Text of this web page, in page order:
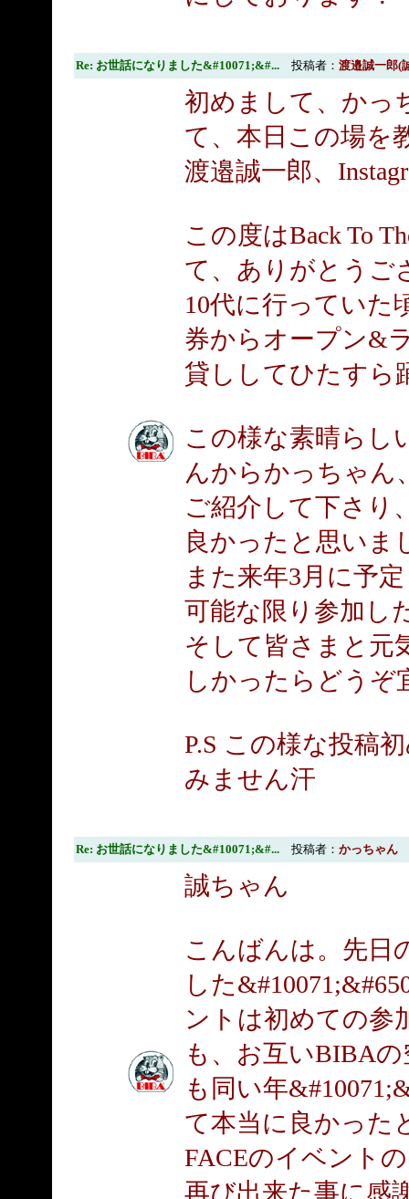
Re: お世話になりました&#10071;&#... 投稿者： 渡邉誠一郎(
初めまして、かっ
て、本日この場を
渡邉誠一郎、
この度はBack To
て、ありがとうご
10代に行っていた
券からオープン&
貸ししてひたすら
この様な素晴らし
んからかっちゃん
ご紹介して下さり
良かったと思いま
また来年3月に予
可能な限り参加し
そして皆さまと元
しかったらどうぞ
P.S この様な投稿
みません汗
Re: お世話になりました&#10071;&#... 投稿者： かっちゃん
誠ちゃん
こんばんは。先日
した
ントは初めての参
も、お互いBIBA
も同い年
て本当に良かった
FACEのイベント
再び出来た事に感